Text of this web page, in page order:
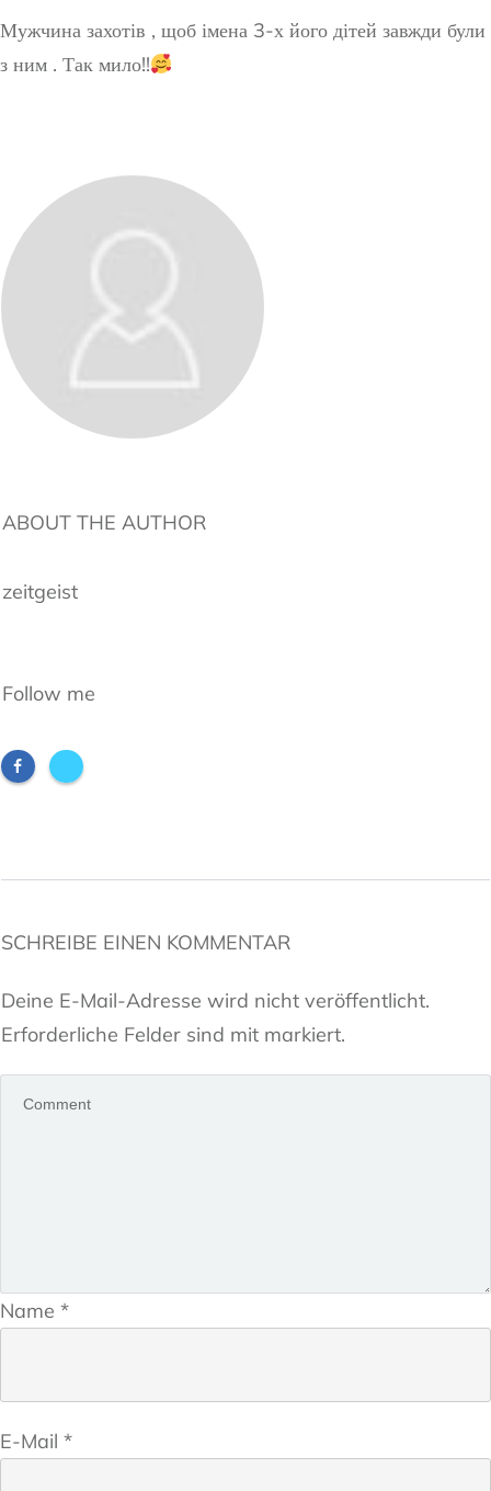
Мужчина захотів , щоб імена 3-х його дітей завжди були
з ним . Так мило!!
ABOUT THE AUTHOR
zeitgeist
Follow me
SCHREIBE EINEN KOMMENTAR
Deine E-Mail-Adresse wird nicht veröffentlicht.
Erforderliche Felder sind mit markiert.
Name *
E-Mail *